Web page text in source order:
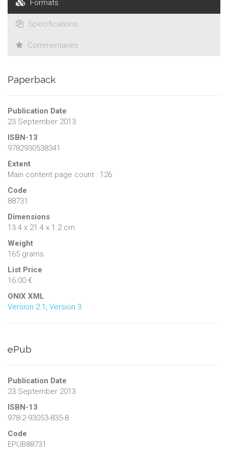
Formats
Specifications
Commentaries
Paperback
Publication Date
23 September 2013
ISBN-13
9782930538341
Extent
Main content page count : 126
Code
88731
Dimensions
13.4 x 21.4 x 1.2 cm
Weight
165 grams
List Price
16.00 €
ONIX XML
Version 2.1 Version 3
ePub
Publication Date
23 September 2013
ISBN-13
978-2-93053-835-8
Code
EPUB88731